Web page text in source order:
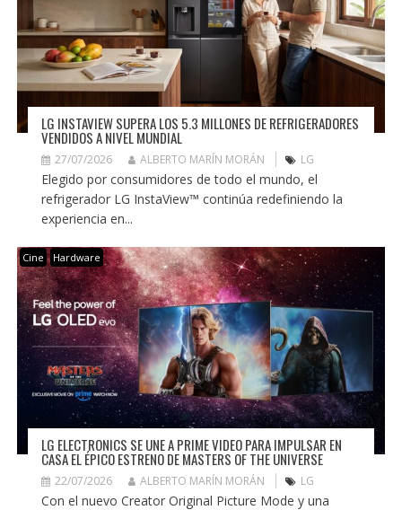
LG INSTAVIEW SUPERA LOS 5.3 MILLONES DE REFRIGERADORES
VENDIDOS A NIVEL MUNDIAL
27/07/2026 ALBERTO MARÍN MORÁN LG
Elegido por consumidores de todo el mundo, el
refrigerador LG InstaView™ continúa redefiniendo la
experiencia en...
Cine Hardware
LG ELECTRONICS SE UNE A PRIME VIDEO PARA IMPULSAR EN
CASA EL ÉPICO ESTRENO DE MASTERS OF THE UNIVERSE
22/07/2026 ALBERTO MARÍN MORÁN LG
Con el nuevo Creator Original Picture Mode y una